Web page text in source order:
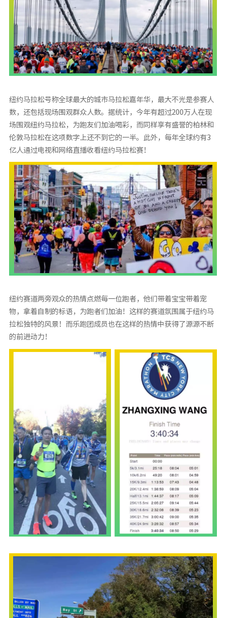
纽约马拉松号称全球最大的城市马拉松嘉年华，最大不光是参赛人
数，还包括现场围观群众人数。据统计，今年有超过200万人在现
场围观纽约马拉松，为跑友们加油喝彩，而同样享有盛誉的柏林和
伦敦马拉松在这项数字上还不到它的一半。此外，每年全球约有3
亿人通过电视和网络直播收看纽约马拉松赛！
纽约赛道两旁观众的热情点燃每一位跑者，他们带着宝宝带着宠
物，拿着自制的标语，为跑者们加油！这样的赛道氛围属于纽约马
拉松独特的风景！而乐跑团成员也在这样的热情中获得了源源不断
的前进动力！